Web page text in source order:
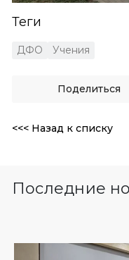
Теги
ДФО Учения
Поделиться
<<< Назад к списку
Последние